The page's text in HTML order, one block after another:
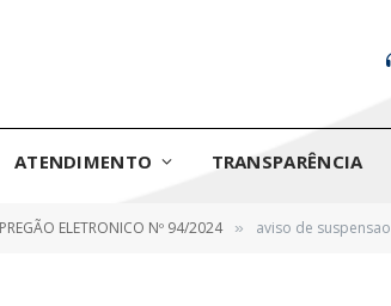
ATENDIMENTO TRANSPARÊNCIA
ELETRONICO Nº 94/2024 » aviso de suspensao